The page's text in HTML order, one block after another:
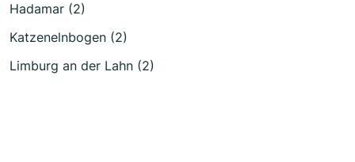
Hadamar (2)
Katzenelnbogen (2)
Limburg an der Lahn (2)